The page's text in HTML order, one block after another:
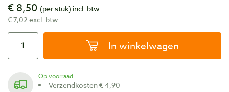
€ 8,50 (per stuk) incl. btw
€ 7,02 excl. btw
In winkelwagen
Op voorraad
Verzendkosten € 4,90